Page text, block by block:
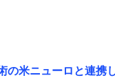
の米ニューロと連携